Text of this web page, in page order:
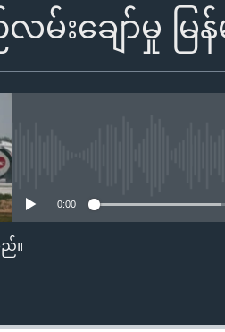
းချော်မှု မြ
0:00
ည်။